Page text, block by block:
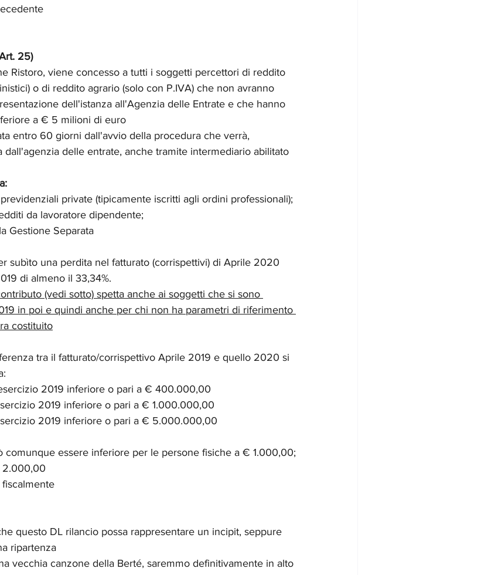
25)
Ristoro, viene concesso a tutti i soggetti percettori di reddito
o di reddito agrario (solo con P.IVA) che non avranno
dell'istanza all'Agenzia delle Entrate e che hanno
a € 5 milioni di euro
entro 60 giorni dall'avvio della procedura che verrà,
dall'agenzia delle entrate, anche tramite intermediario abilitato
private (tipicamente iscritti agli ordini professionali);
da lavoratore dipendente;
Gestione Separata
subìto una perdita nel fatturato (corrispettivi) di Aprile 2020
di almeno il 33,34%.
(vedi sotto) spetta anche ai soggetti che si sono
in poi e quindi anche per chi non ha parametri di riferimento
costituito
tra il fatturato/corrispettivo Aprile 2019 e quello 2020 si
2019 inferiore o pari a € 400.000,00
2019 inferiore o pari a € 1.000.000,00
2019 inferiore o pari a € 5.000.000,00
comunque essere inferiore per le persone fisiche a € 1.000,00;
2.000,00
ripartenza
vecchia canzone della Berté, saremmo definitivamente in alto